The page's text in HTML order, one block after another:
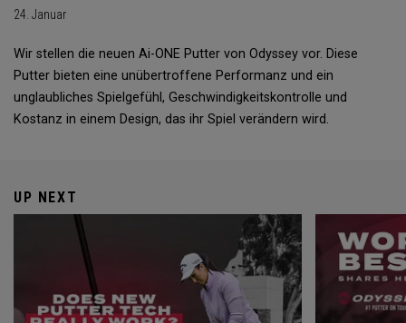
24. Januar
Wir stellen die neuen Ai-ONE Putter von Odyssey vor. Diese
Putter bieten eine unübertroffene Performanz und ein
unglaubliches Spielgefühl, Geschwindigkeitskontrolle und
Kostanz in einem Design, das ihr Spiel verändern wird.
UP NEXT